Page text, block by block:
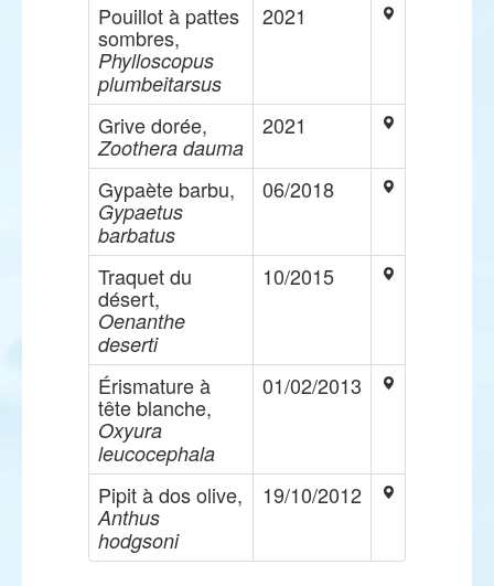
Pouillot à pattes
sombres,
Phylloscopus
plumbeitarsus
2021
Grive dorée,
Zoothera dauma
2021
Gypaète barbu,
Gypaetus
barbatus
06/2018
Traquet du
désert,
Oenanthe
deserti
10/2015
Érismature à
tête blanche,
Oxyura
leucocephala
01/02/2013
Pipit à dos olive,
Anthus
hodgsoni
19/10/2012